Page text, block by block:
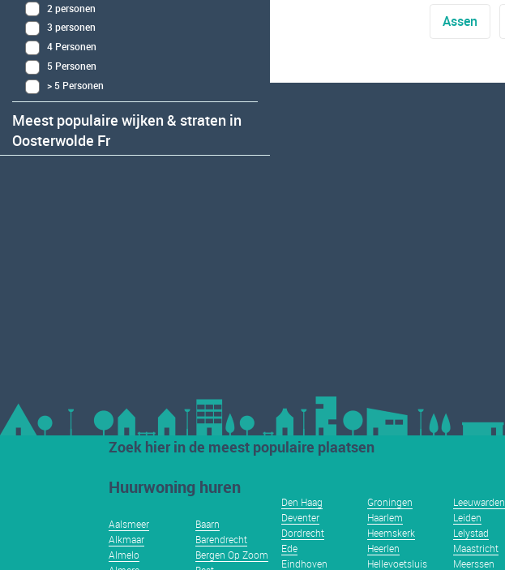
2 personen
3 personen
4 Personen
5 Personen
> 5 Personen
Meest populaire wijken & straten in
Oosterwolde Fr
Assen
Zoek hier in de meest populaire plaatsen
Huurwoning huren
Aalsmeer
Alkmaar
Almelo
Baarn
Barendrecht
Bergen Op Zoom
Den Haag
Deventer
Dordrecht
Ede
Eindhoven
Groningen
Haarlem
Heemskerk
Heerlen
Hellevoetsluis
Leeuwarden
Leiden
Lelystad
Maastricht
Meerssen